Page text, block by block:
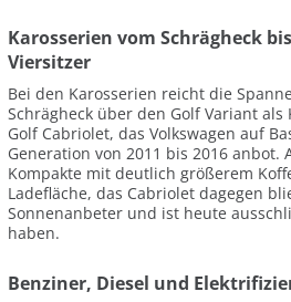
Karosserien vom Schrägheck
Viersitzer
Bei den Karosserien reicht die
Schrägheck über den Golf Variant
Golf Cabriolet, das Volkswagen auf
Generation von 2011 bis 2016 anbot.
Kompakte mit deutlich größerem
Ladefläche, das Cabriolet dagegen
Sonnenanbeter und ist heute
haben.
Benziner, Diesel und